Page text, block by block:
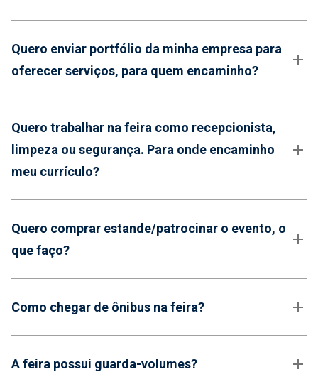
Quero enviar portfólio da minha empresa para
oferecer serviços, para quem encaminho?
Quero trabalhar na feira como recepcionista,
limpeza ou segurança. Para onde encaminho
meu currículo?
Quero comprar estande/patrocinar o evento, o
que faço?
Como chegar de ônibus na feira?
A feira possui guarda-volumes?